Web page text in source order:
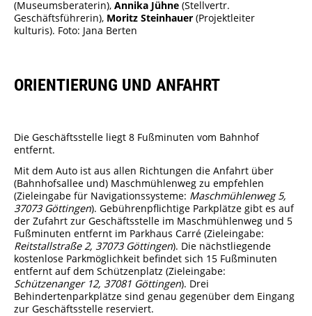
(Museumsberaterin), Annika Jühne (Stellvertr.
Geschäftsführerin), Moritz Steinhauer (Projektleiter
kulturis). Foto: Jana Berten
ORIENTIERUNG UND ANFAHRT
Die Geschäftsstelle liegt 8 Fußminuten vom Bahnhof
entfernt.
Mit dem Auto ist aus allen Richtungen die Anfahrt über
(Bahnhofsallee und) Maschmühlenweg zu empfehlen
(Zieleingabe für Navigationssysteme: Maschmühlenweg 5,
37073 Göttingen). Gebührenpflichtige Parkplätze gibt es auf
der Zufahrt zur Geschäftsstelle im Maschmühlenweg und 5
Fußminuten entfernt im Parkhaus Carré (Zieleingabe:
Reitstallstraße 2, 37073 Göttingen). Die nächstliegende
kostenlose Parkmöglichkeit befindet sich 15 Fußminuten
entfernt auf dem Schützenplatz (Zieleingabe:
Schützenanger 12, 37081 Göttingen). Drei
Behindertenparkplätze sind genau gegenüber dem Eingang
zur Geschäftsstelle reserviert.